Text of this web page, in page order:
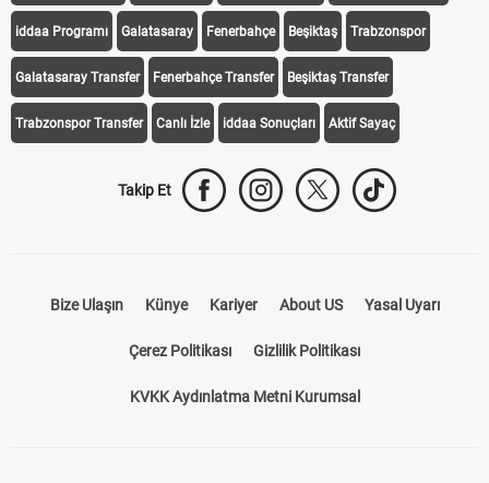
iddaa Programı Galatasaray Fenerbahçe Beşiktaş Trabzonspor
Galatasaray Transfer Fenerbahçe Transfer Beşiktaş Transfer
Trabzonspor Transfer Canlı İzle iddaa Sonuçları Aktif Sayaç
Takip Et
Bize Ulaşın Künye Kariyer About US Yasal Uyarı
Çerez Politikası Gizlilik Politikası
KVKK Aydınlatma Metni Kurumsal